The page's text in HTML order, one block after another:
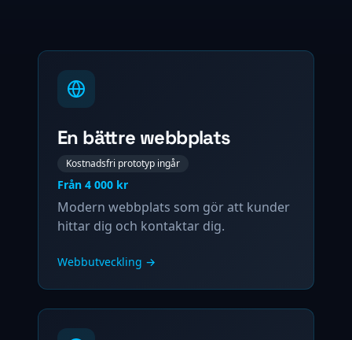
En bättre webbplats
Kostnadsfri prototyp ingår
Från 4 000 kr
Modern webbplats som gör att kunder
hittar dig och kontaktar dig.
Webbutveckling →